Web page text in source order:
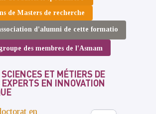
de Masters de recherche
d'alumni de cette formatio
des membres de l'Asmam
ET MÉTIERS DE
EN INNOVATION
en